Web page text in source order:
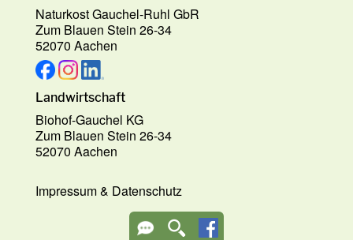
Naturkost Gauchel-Ruhl GbR
Zum Blauen Stein 26-34
52070 Aachen
Landwirtschaft
Biohof-Gauchel KG
Zum Blauen Stein 26-34
52070 Aachen
Impressum& Datenschutz